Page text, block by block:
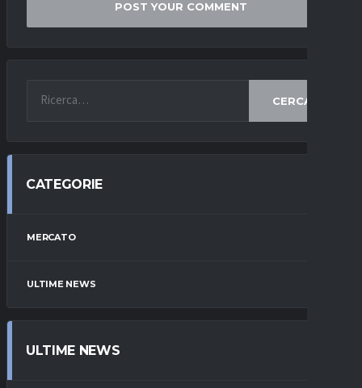
CERCA
CATEGORIE
MERCATO
ULTIME NEWS
ULTIME NEWS